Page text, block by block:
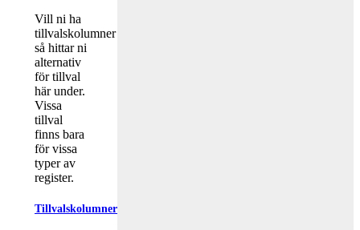
Vill ni ha
tillvalskolumner
så hittar ni
alternativ
för tillval
här under.
Vissa
tillval
finns bara
för vissa
typer av
register.
Tillvalskolumner